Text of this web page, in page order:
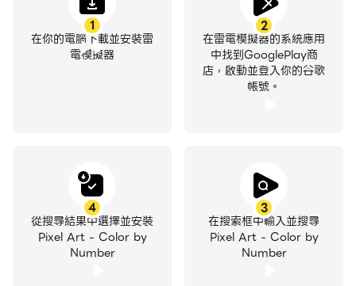
1
在你的電腦下載並安裝雷
電模擬器
2
在雷電模擬器的系統應用
中找到GooglePlay商
店，啟動並登入你的谷歌
帳號。
3
在搜索框中輸入並搜尋
Pixel Art - Color by
Number
4
從搜尋結果中選擇並安裝
Pixel Art - Color by
Number